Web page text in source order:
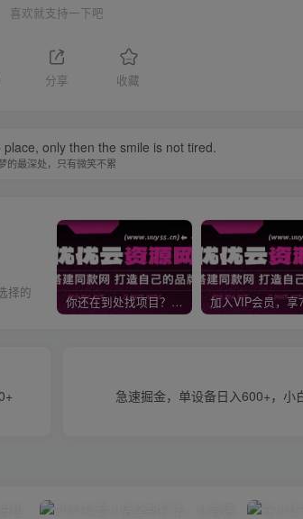
喜欢就支持一下吧
分享 收藏
only then the smile is not tired.
的最深处，只有微笑不累
择的
你还在到处找项目？还在当韭菜？我靠网创资源站一个月收入5万+，曾经我也是个失败者。
急速掘金，单设备日入600+，